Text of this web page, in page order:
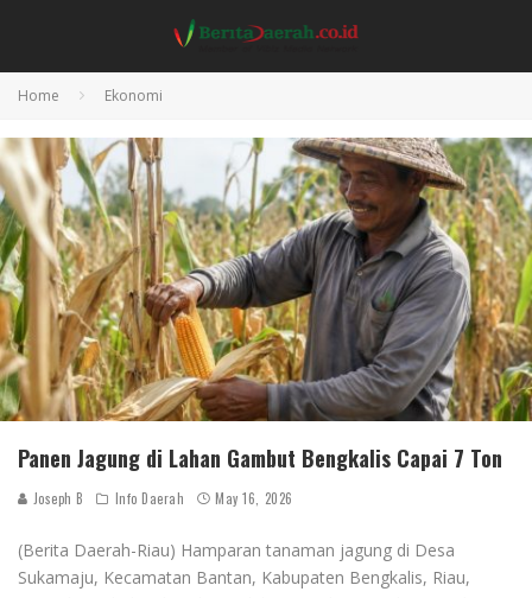
Home Ekonomi
Panen Jagung di Lahan Gambut Bengkalis Capai 7 Ton
Joseph B Info Daerah May 16, 2026
(Berita Daerah-Riau) Hamparan tanaman jagung di Desa
Sukamaju, Kecamatan Bantan, Kabupaten Bengkalis, Riau,